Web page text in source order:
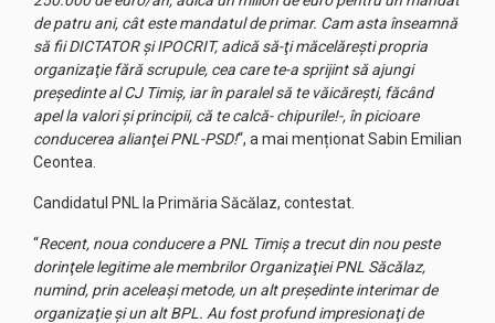
de patru ani, cât este mandatul de primar. Cam asta înseamnă
să fii DICTATOR şi IPOCRIT, adică să-ţi măcelăreşti propria
organizaţie fără scrupule, cea care te-a sprijint să ajungi
preşedinte al CJ Timiş, iar în paralel să te văicăreşti, făcând
apel la valori şi principii, că te calcă- chipurile!-, în picioare
conducerea alianţei PNL-PSD!“, a mai menționat Sabin Emilian
Ceontea.
Candidatul PNL la Primăria Săcălaz, contestat.
“Recent, noua conducere a PNL Timiş a trecut din nou peste
dorinţele legitime ale membrilor Organizaţiei PNL Săcălaz,
numind, prin aceleaşi metode, un alt preşedinte interimar de
organizaţie şi un alt BPL. Au fost profund impresionaţi de